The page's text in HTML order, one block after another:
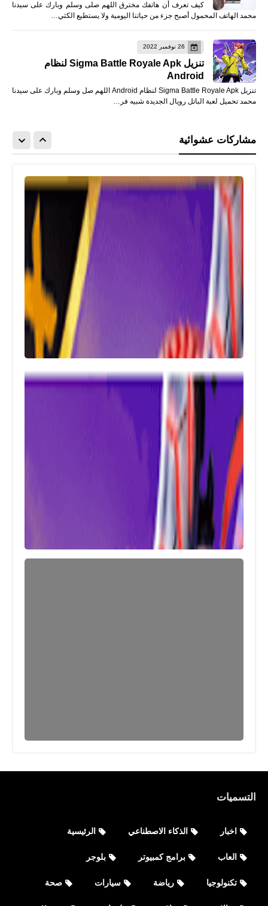
كيف تعرف أن هاتفك مخترق اللهم صلى وسلم وبارك على سيدنا
محمد الهاتف المحمول أصبح جزء من حياتنا اليومية ولا يستطيع الكثي…
26 نوفمبر 2022
تنزيل Sigma Battle Royale Apk لنظام
Android
تنزيل Sigma Battle Royale Apk لنظام Android اللهم صل وسلم وبارك على سيدنا
محمد تحميل لعبة الباتل رويال الجديدة شبيه فر…
مشاركات عشوائية
التسميات
اخبار الذكاء الاصطناعي الرئيسية
العاب برامج كمبيوتر بلوجر
تكنولوجيا رياضة سيارات صحة